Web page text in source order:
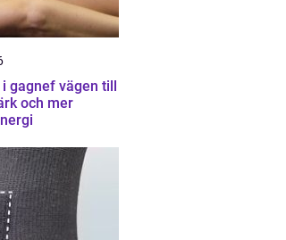
vägen till
och mer